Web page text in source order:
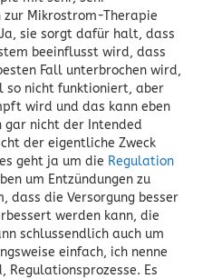
zur Mikrostrom-Therapie
sie sorgt dafür halt, dass
beeinflusst wird, dass
Fall unterbrochen wird,
so nicht funktioniert, aber
wird und das kann eben
gar nicht der Intended
der eigentliche Zweck
geht ja um die Regulation
um Entzündungen zu
dass die Versorgung besser
werden kann, die
schlussendlich auch um
einfach, ich nenne
Regulationsprozesse. Es